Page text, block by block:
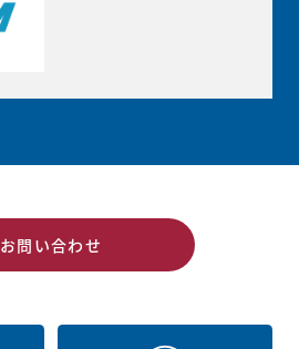
お問い合わせ